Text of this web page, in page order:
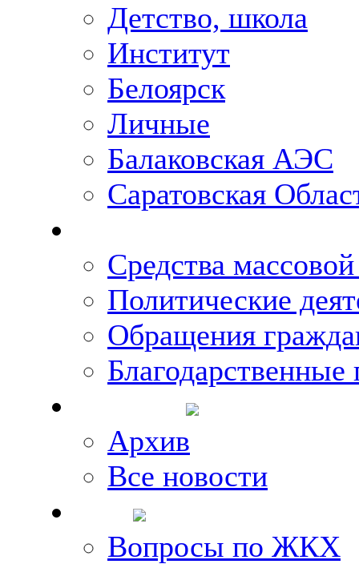
Детство, школа
Институт
Белоярск
Личные
Балаковская АЭС
Саратовская
Средства
Политические
Обращения
Благодарственные
Архив
Все новости
Вопросы по ЖКХ